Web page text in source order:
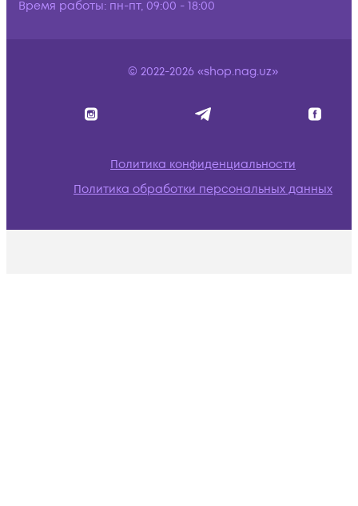
Время работы: пн-пт, 09:00 - 18:00
© 2022-2026 «shop.nag.uz»
Политика конфиденциальности
Политика обработки персональных данных